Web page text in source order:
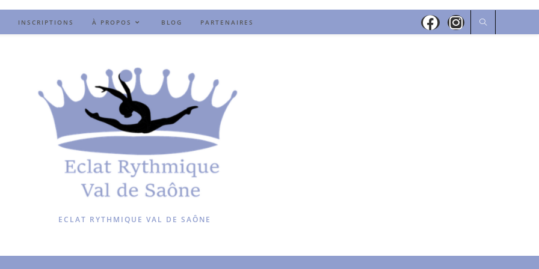
INSCRIPTIONS À PROPOS BLOG PARTENAIRES
ECLAT RYTHMIQUE VAL DE SAÔNE